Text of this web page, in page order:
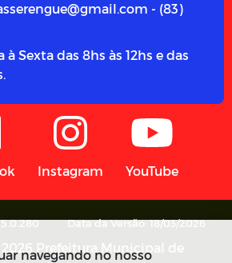
- (83)
à Sexta das 8hs às 12hs e das
Instagram YouTube
5.0.280 Data da Versão: 18/03/2026
Prefeitura Municipal de
navegando no nosso